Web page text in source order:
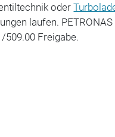
oder
laufen.
/509.00 Freigabe.